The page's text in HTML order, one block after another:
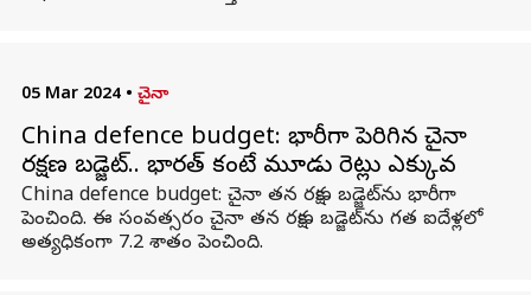
05 Mar 2024 • చైనా
China defence budget: భారీగా పెరిగిన చైనా
రక్షణ బడ్జెట్‌.. భారత్ కంటే మూడు రెట్లు ఎక్కువ
China defence budget: చైనా తన రక్షణ బడ్జెట్‌ను భారీగా
పెంచింది. ఈ సంవత్సరం చైనా తన రక్షణ బడ్జెట్‌ను గత ఐదేళ్లలో
అత్యధికంగా 7.2 శాతం పెంచింది.